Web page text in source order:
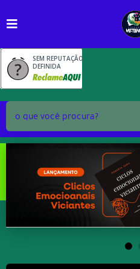
SEM REPUTAÇÃO
DEFINIDA